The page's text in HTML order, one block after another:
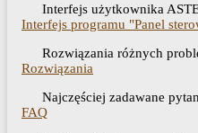
Interfejs użytkownika
Interfejs programu "Panel
Rozwiązania różnych
Rozwiązania
Najczęściej zadawane
FAQ